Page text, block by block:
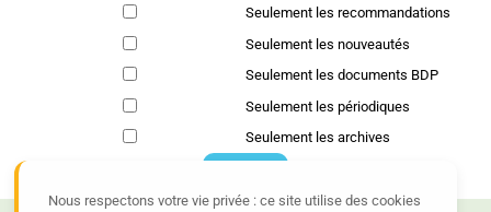
Nous respectons votre vie privée : ce site utilise des cookies
Seulement les recommandations
Seulement les nouveautés
Seulement les documents BDP
Seulement les périodiques
Seulement les archives